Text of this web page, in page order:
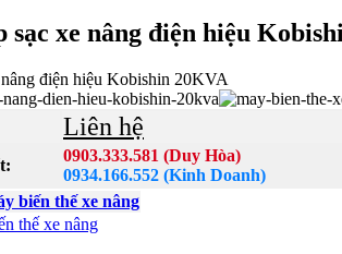
sạc xe nâng điện hiệu
Liên hệ
0903.333.581 (Duy Hòa)
0934.166.552 (Kinh Doanh)
biến thế xe nâng
thế xe nâng